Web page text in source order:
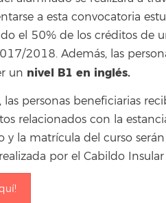
a esta convocatoria
el 50% de los créditos de
2018. Además, las
un nivel B1 en inglés.
las personas beneficiarias
relacionados con la
y la matrícula del curso
por el Cabildo Insular